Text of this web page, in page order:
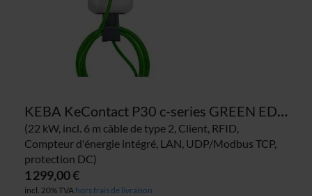
KEBA KeContact P30 c-series GREEN EDITION 122.112 borne de recharge
(22 kW, incl. 6 m câble de type 2, Client, RFID,
Compteur d'énergie intégré, LAN, UDP/Modbus TCP,
protection DC)
1 299,00 €
incl. 20% TVA hors frais de livraison